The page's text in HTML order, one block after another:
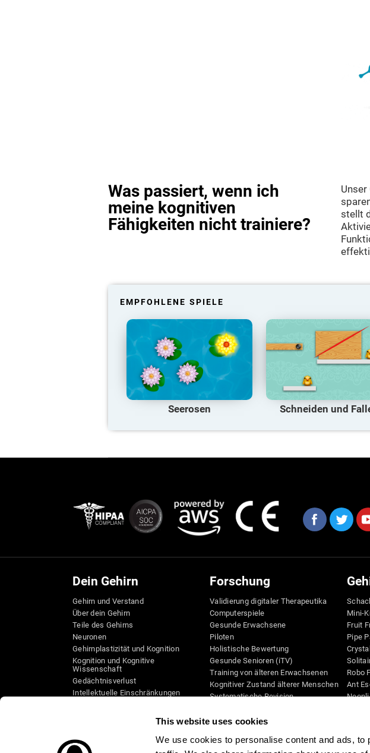
This website uses cookies
We use cookies to personalise content and ads,
Was passiert, wenn ich
meine kognitiven
Fähigkeiten nicht trainiere?
stellt
EMPFOHLENE SPIELE
Seerosen Schneiden und
Dein Gehirn
Gehirn und Verstand
Über dein Gehirn
Teile des Gehirns
Neuronen
Gehirnplastizität und Kognition
Kognition und Kognitive
Wissenschaft
Gedächtnisverlust
Intellektuelle Einschränkungen
Gedächtnis
Forschung
Validierung digitaler Therapeutika
Computerspiele
Gesunde Erwachsene
Piloten
Holistische Bewertung
Gesunde Senioren (iTV)
Training von älteren Erwachsenen
Kognitiver Zustand älterer Menschen
Systematische Revision
Mini-
Fruit
Pipe
Robo
Ant